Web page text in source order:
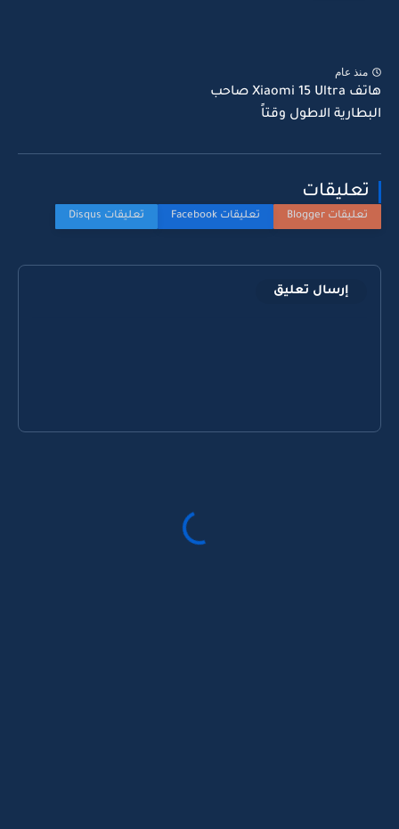
منذ عام
هاتف Xiaomi 15 Ultra صاحب
البطارية الاطول وقتاً
تعليقات
إرسال تعليق